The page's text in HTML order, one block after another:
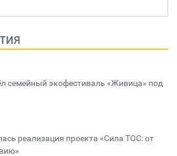
семейный экофестиваль «Живица» под
реализация проекта «Сила ТОС: от